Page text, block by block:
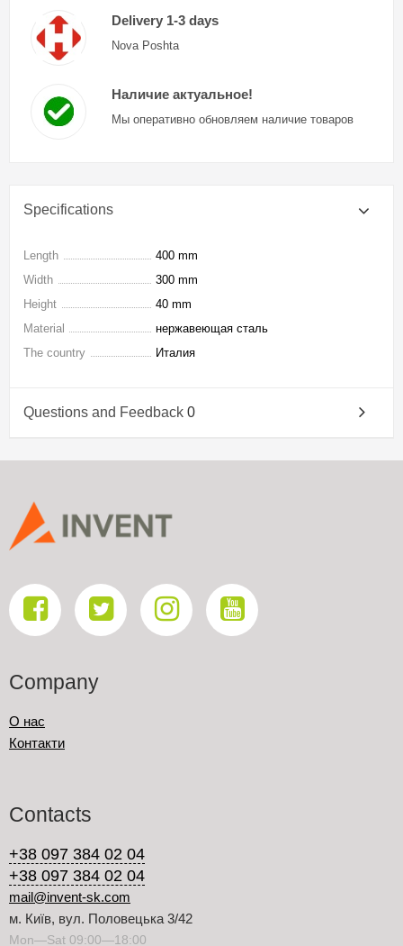
Delivery 1-3 days
Nova Poshta
Наличие актуальное!
Мы оперативно обновляем наличие товаров
Specifications
Length
400 mm
Width
300 mm
Height
40 mm
Material
нержавеющая сталь
The country
Италия
Questions and Feedback 0
Company
О нас
Контакти
Contacts
+38 097 384 02 04
+38 097 384 02 04
mail@invent-sk.com
м. Київ, вул. Половецька 3/42
Mon—Sat 09:00—18:00